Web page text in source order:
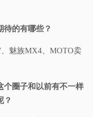
待的有哪些？
、魅族MX4、MOTO卖
个圈子和以前有不一样
？